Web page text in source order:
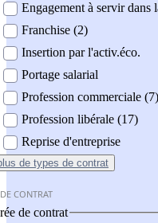
Engagement à servir dans
Franchise (2)
Insertion par l'activ.éco.
Portage salarial
Profession commerciale (7)
Profession libérale (17)
Reprise d'entreprise
de types de contrat
CONTRAT
de contrat